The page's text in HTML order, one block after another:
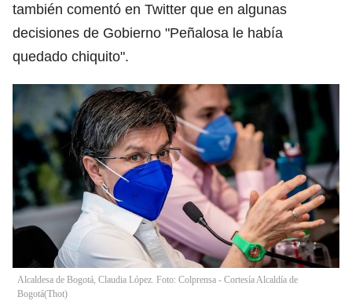
también comentó en Twitter que en algunas
decisiones de Gobierno "Peñalosa le había
quedado chiquito".
Alcaldesa de Bogotá, Claudia López. Foto: Colprensa - Cortesía Alcaldía de
Bogotá(Thot)